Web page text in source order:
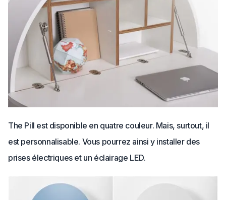
The Pill est disponible en quatre couleur. Mais, surtout, il
est personnalisable. Vous pourrez ainsi y installer des
prises électriques et un éclairage LED.